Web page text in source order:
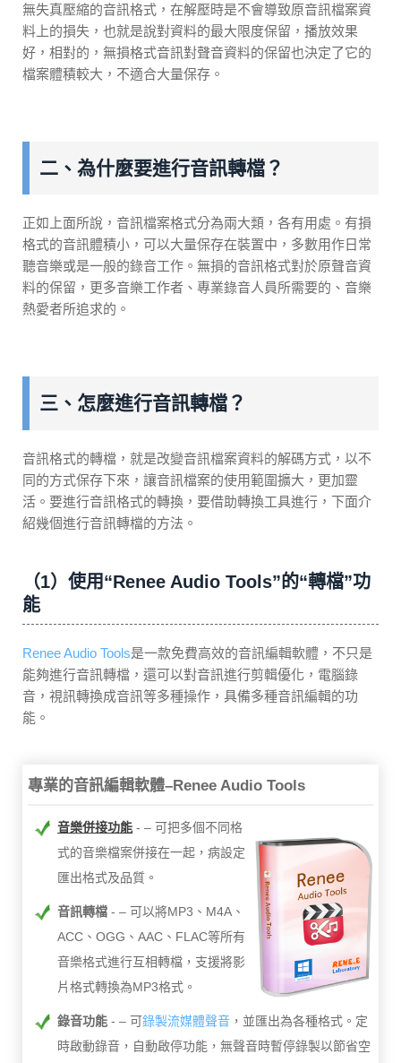
無失真壓縮的音訊格式，在解壓時是不會導致原音訊檔案資
料上的損失，也就是說對資料的最大限度保留，播放效果
好，相對的，無損格式音訊對聲音資料的保留也決定了它的
檔案體積較大，不適合大量保存。
二、為什麼要進行音訊轉檔？
正如上面所說，音訊檔案格式分為兩大類，各有用處。有損
格式的音訊體積小，可以大量保存在裝置中，多數用作日常
聽音樂或是一般的錄音工作。無損的音訊格式對於原聲音資
料的保留，更多音樂工作者、專業錄音人員所需要的、音樂
熱愛者所追求的。
三、怎麼進行音訊轉檔？
音訊格式的轉檔，就是改變音訊檔案資料的解碼方式，以不
同的方式保存下來，讓音訊檔案的使用範圍擴大，更加靈
活。要進行音訊格式的轉換，要借助轉換工具進行，下面介
紹幾個進行音訊轉檔的方法。
（1）使用“Renee Audio Tools”的“轉檔”功
能
Renee Audio Tools是一款免費高效的音訊編輯軟體，不只是
能夠進行音訊轉檔，還可以對音訊進行剪輯優化，電腦錄
音，視訊轉換成音訊等多種操作，具備多種音訊編輯的功
能。
專業的音訊編輯軟體–Renee Audio Tools
音樂併接功能
– 可把多個不同格
式的音樂檔案併接在一起，病設定
匯出格式及品質。
音訊轉檔
– 可以將MP3、M4A、
ACC、OGG、AAC、FLAC等所有
音樂格式進行互相轉檔，支援將影
片格式轉換為MP3格式。
錄音功能 – 可錄製流媒體聲音 ，並匯出為各種格式。定
時啟動錄音，自動啟停功能，無聲音時暫停錄製以節省空